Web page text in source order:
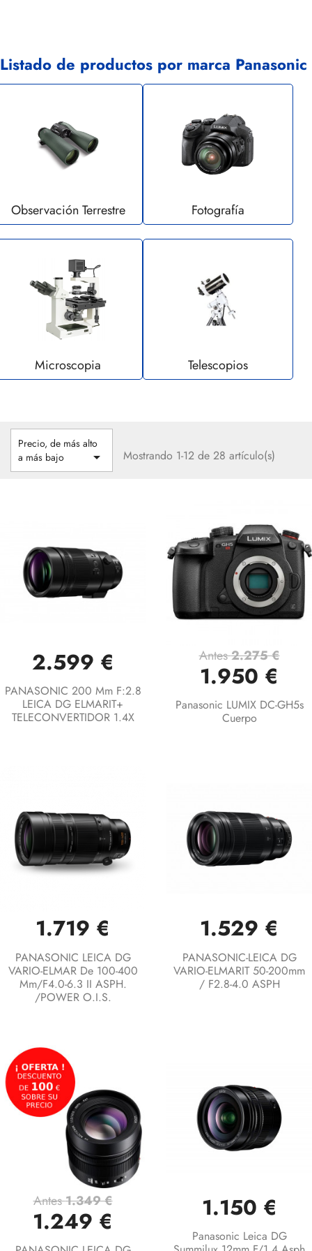
Listado de productos por marca Panasonic
Observación Terrestre Fotografía
Microscopia Telescopios
Precio, de más alto
a más bajo
 Mostrando 1-12 de 28 artículo(s)
2.599 €
PANASONIC 200 Mm F:2.8
LEICA DG ELMARIT+
TELECONVERTIDOR 1.4X
Antes2.275 €
1.950 €
Panasonic LUMIX DC-GH5s
Cuerpo
1.719 €
PANASONIC LEICA DG
VARIO-ELMAR De 100-400
Mm/F4.0-6.3 II ASPH.
/POWER O.I.S.
1.529 €
PANASONIC-LEICA DG
VARIO-ELMARIT 50-200mm
/ F2.8-4.0 ASPH
Antes1.349 €
1.249 € 1.150 €
Panasonic Leica DG